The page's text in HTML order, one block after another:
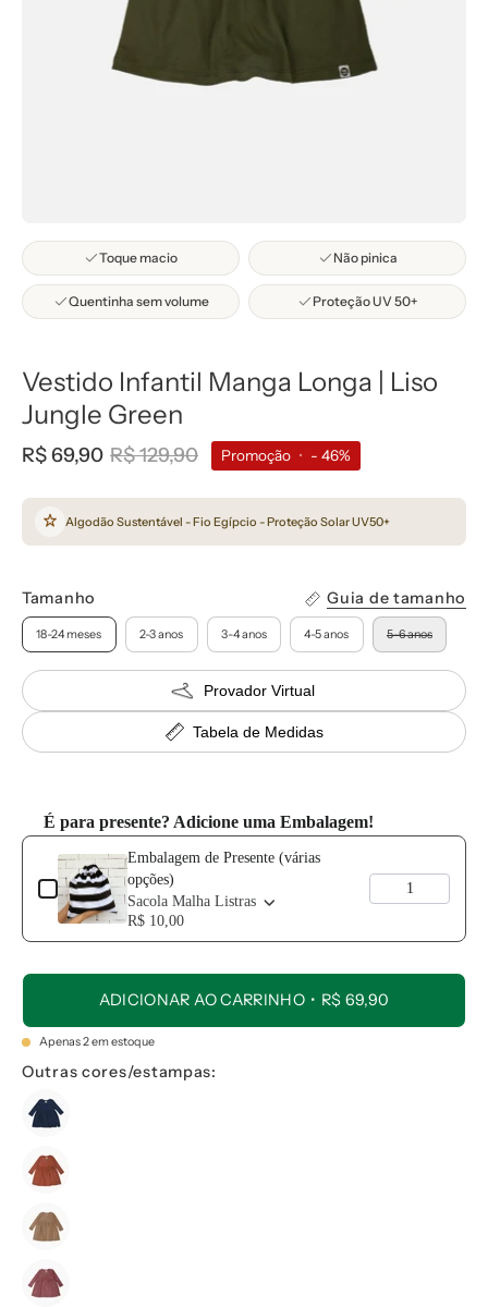
Toque macio Não pinica
Quentinha sem volume Proteção UV 50+
Vestido Infantil Manga Longa | Liso
Jungle Green
R$ 69,90 R$ 129,90 Promoção • - 46%
Algodão Sustentável - Fio Egípcio - Proteção Solar UV50+
Tamanho Guia de tamanho
18-24 meses 2-3 anos 3-4 anos 4-5 anos 5-6 anos
Provador Virtual
Tabela de Medidas
É para presente? Adicione uma Embalagem!
Use the Previous and Next buttons to navigate through product
Embalagem de Presente (várias
opções)
Sacola Malha Listras
R$ 10,00
ADICIONAR AO CARRINHO R$ 69,90
Apenas2em estoque
Outras cores/estampas: